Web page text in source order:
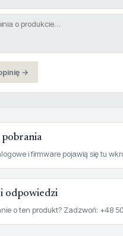
→
i firmware pojawią się tu
odpowiedzi
o ten produkt? Zadzwoń: +48